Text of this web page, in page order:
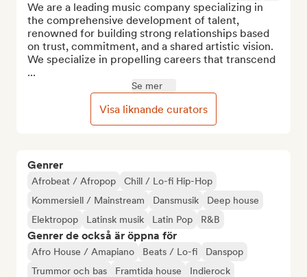
Genrer
Afrobeat / Afropop
Chill / Lo-fi Hip-Hop
Kommersiell / Mainstream
Dansmusik
Deep house
Elektropop
Latinsk musik Latin Pop R&B
Genrer de också är öppna för
Afro House / Amapiano Beats / Lo-fi
Danspop
Trummor och bas
Framtida house
Indierock
We are a leading music company specializing in
the comprehensive development of talent,
renowned for building strong relationships based
on trust, commitment, and a shared artistic vision.
We specialize in propelling careers that transcend
...
Se mer
Visa liknande curators